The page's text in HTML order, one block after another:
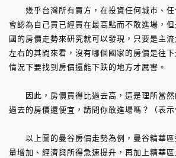
幾乎台灣所有買方，在投資任何城市、任
會認為自己買已經買在最高點而不敢進場，
國的房價走勢來研究就可以發現，只要是主
左右的其間來看，沒有哪個國家的房價是往
情況下要找到房價還能下跌的地方才厲害。
因此，房價買得比過去高，這是理所當然
過去的房價還便宜，請問你敢進場嗎？（表示
以上圖的曼谷房價走勢為例，曼谷精華區
量增加、經濟與所得急速提升，再加上精華